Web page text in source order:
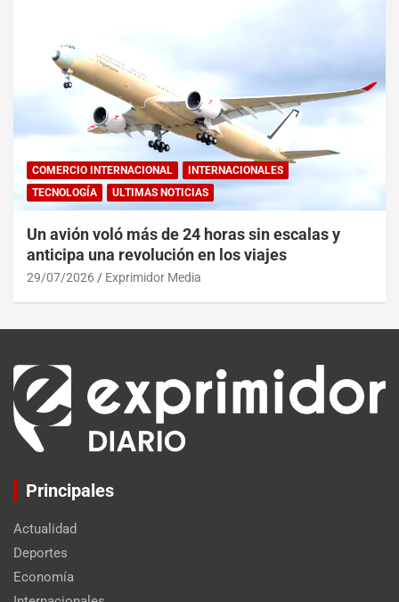
COMERCIO INTERNACIONAL
INTERNACIONALES
TECNOLOGÍA
ULTIMAS NOTICIAS
Un avión voló más de 24 horas sin escalas y
anticipa una revolución en los viajes
29/07/2026 Exprimidor Media
Principales
Actualidad
Deportes
Economía